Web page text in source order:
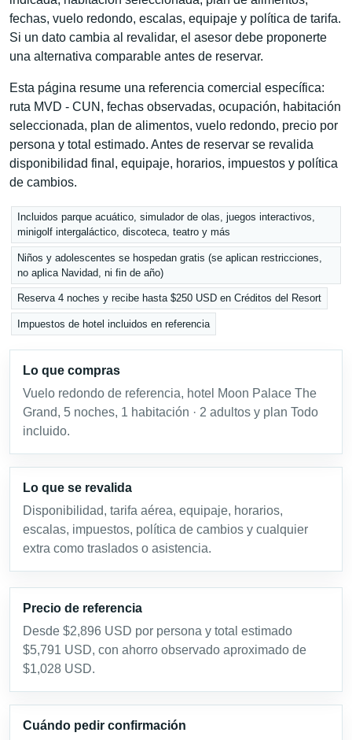
fechas, vuelo redondo, escalas, equipaje y política de tarifa.
Si un dato cambia al revalidar, el asesor debe proponerte
una alternativa comparable antes de reservar.
Esta página resume una referencia comercial específica:
ruta MVD - CUN, fechas observadas, ocupación, habitación
seleccionada, plan de alimentos, vuelo redondo, precio por
persona y total estimado. Antes de reservar se revalida
disponibilidad final, equipaje, horarios, impuestos y política
de cambios.
Incluidos parque acuático, simulador de olas, juegos interactivos,
minigolf intergaláctico, discoteca, teatro y más
Niños y adolescentes se hospedan gratis (se aplican restricciones,
no aplica Navidad, ni fin de año)
Reserva 4 noches y recibe hasta $250 USD en Créditos del Resort
Impuestos de hotel incluidos en referencia
Lo que compras
Vuelo redondo de referencia, hotel Moon Palace The
Grand, 5 noches, 1 habitación · 2 adultos y plan Todo
incluido.
Lo que se revalida
Disponibilidad, tarifa aérea, equipaje, horarios,
escalas, impuestos, política de cambios y cualquier
extra como traslados o asistencia.
Precio de referencia
Desde $2,896 USD por persona y total estimado
$5,791 USD, con ahorro observado aproximado de
$1,028 USD.
Cuándo pedir confirmación